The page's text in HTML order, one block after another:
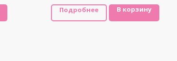
Подробнее В корзину